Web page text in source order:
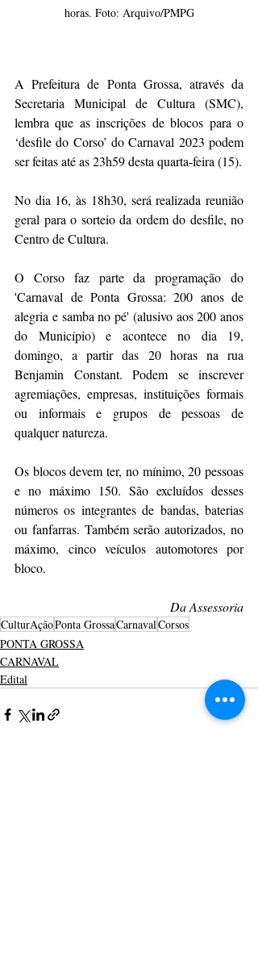
horas. Foto: Arquivo/PMPG
A Prefeitura de Ponta Grossa, através da
Secretaria Municipal de Cultura (SMC),
lembra que as inscrições de blocos para o
‘desfile do Corso’ do Carnaval 2023 podem
ser feitas até as 23h59 desta quarta-feira (15).
No dia 16, às 18h30, será realizada reunião
geral para o sorteio da ordem do desfile, no
Centro de Cultura.
O Corso faz parte da programação do
'Carnaval de Ponta Grossa: 200 anos de
alegria e samba no pé' (alusivo aos 200 anos
do Município) e acontece no dia 19,
domingo, a partir das 20 horas na rua
Benjamin Constant. Podem se inscrever
agremiações, empresas, instituições formais
ou informais e grupos de pessoas de
qualquer natureza.
Os blocos devem ter, no mínimo, 20 pessoas
e no máximo 150. São excluídos desses
números os integrantes de bandas, baterias
ou fanfarras. Também serão autorizados, no
máximo, cinco veículos automotores por
bloco.
Da Assessoria
CulturAçãoPonta GrossaCarnavalCorsos
PONTA GROSSA
CARNAVAL
Edital